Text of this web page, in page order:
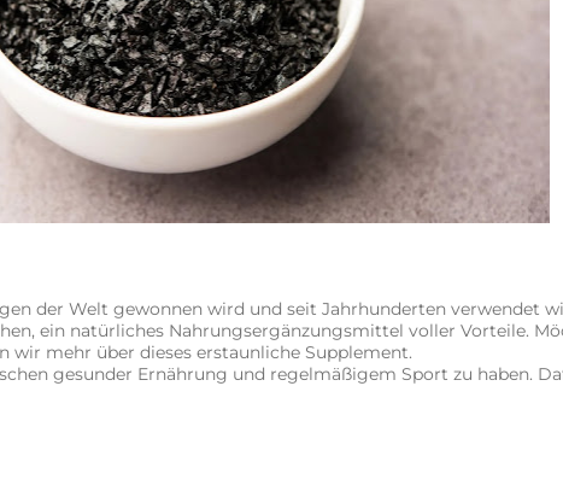
der Welt gewonnen wird und seit Jahrhunderten verwendet
ein natürliches Nahrungsergänzungsmittel voller Vorteile.
wir mehr über dieses erstaunliche Supplement.
gesunder Ernährung und regelmäßigem Sport zu haben.